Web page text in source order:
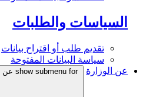
السياسات والطلبات
تقديم طلب أو اقتراح بيانات
سياسة البيانات المفتوحة
عن الوزارة
show submenu for عن الوزارة